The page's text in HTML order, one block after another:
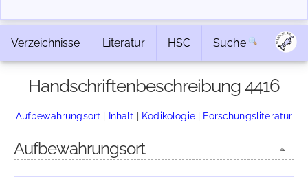
Verzeichnisse Literatur HSC Suche
Handschriftenbeschreibung 4416
Aufbewahrungsort | Inhalt | Kodikologie| Forschungsliteratur
Aufbewahrungsort